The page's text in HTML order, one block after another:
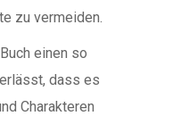
zu vermeiden.
einen so
dass es
Charakteren